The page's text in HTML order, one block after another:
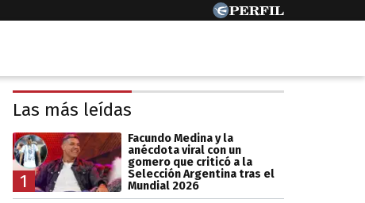
Las más leídas
1
Facundo Medina y la
anécdota viral con un
gomero que criticó a la
Selección Argentina tras el
Mundial 2026